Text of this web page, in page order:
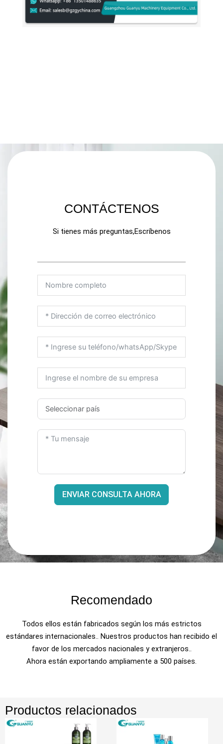
CONTÁCTENOS
Si tienes más preguntas,Escríbenos
ENVIAR CONSULTA AHORA
Recomendado
Todos ellos están fabricados según los más estrictos
estándares internacionales.. Nuestros productos han recibido el
favor de los mercados nacionales y extranjeros..
Ahora están exportando ampliamente a 500 países.
Productos relacionados